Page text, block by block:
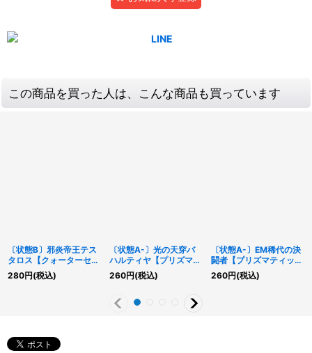
この商品を買った人は、こんな商品も買っています
〔状態B〕邪炎帝王テス
タロス【クォーターセン
チュリーシークレット】
{DUNE-JP023}《モン
280円(税込)
〔状態A-〕光の天穿バ
ハルティヤ【プリズマテ
ィックシークレット】
{LIOV-JP023}《モンス
260円(税込)
〔状態A-〕EM稀代の決
闘者【プリズマティック
シークレット】{HC01-
JP034}《モンスター》
260円(税込)